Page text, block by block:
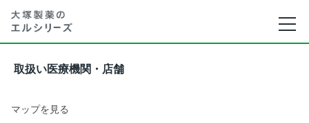
取扱い医療機関・店舗
マップを見る